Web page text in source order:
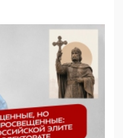
России, но
определять
Минцифры намерено
право
объекты от